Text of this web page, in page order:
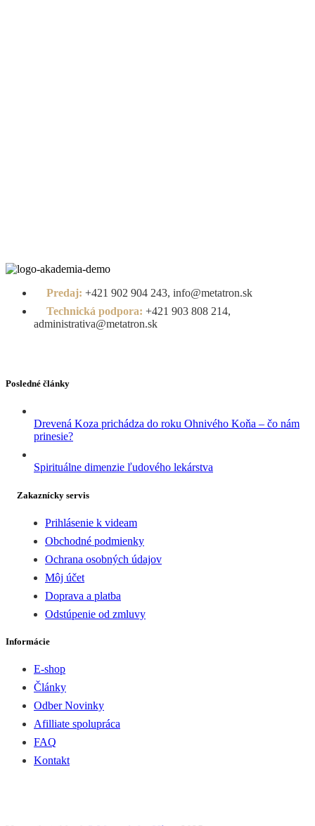
Predaj: +421 902 904 243, info@metatron.sk
Technická podpora: +421 903 808 214,
administrativa@metatron.sk
Posledné články
Drevená Koza prichádza do roku Ohnivého Koňa – čo nám
prinesie?
Spirituálne dimenzie ľudového lekárstva
Zakaznícky servis
Prihlásenie k videam
Obchodné podmienky
Ochrana osobných údajov
Môj účet
Doprava a platba
Odstúpenie od zmluvy
Informácie
E-shop
Články
Odber Novinky
Afilliate spolupráca
FAQ
Kontakt